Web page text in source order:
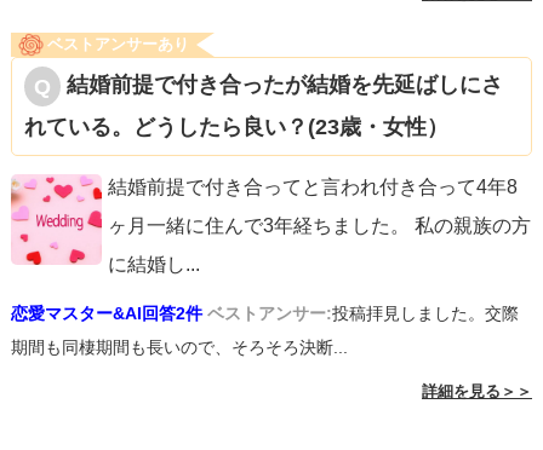
ベストアンサーあり
結婚前提で付き合ったが結婚を先延ばしにさ
れている。どうしたら良い？(23歳・女性）
結婚前提で付き合ってと言われ付き合って4年8
ヶ月一緒に住んで3年経ちました。 私の親族の方
に結婚し...
恋愛マスター&AI回答2件 ベストアンサー:投稿拝見しました。交際
期間も同棲期間も長いので、そろそろ決断...
詳細を見る＞＞